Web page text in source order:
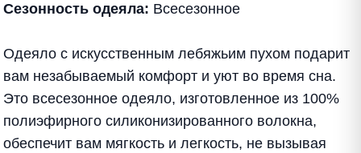
Сезонность одеяла: Всесезонное
Одеяло с искусственным лебяжьим пухом подарит
вам незабываемый комфорт и уют во время сна.
Это всесезонное одеяло, изготовленное из 100%
полиэфирного силиконизированного волокна,
обеспечит вам мягкость и легкость, не вызывая